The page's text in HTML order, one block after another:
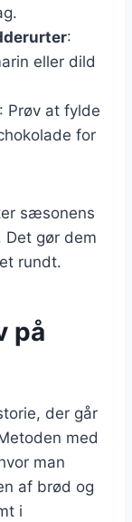
:
eller dild
: Prøv at fylde
for
sæsonens
Det gør dem
rundt.
på
der går
med
man
af brød og
i